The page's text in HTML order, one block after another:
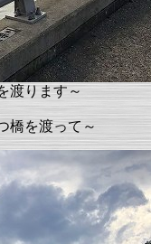
渡ります～
橋を渡って～